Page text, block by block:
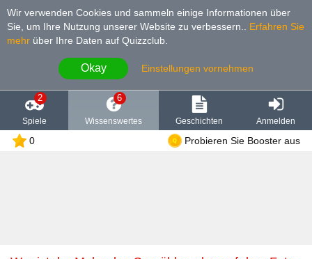
Wir verwenden Cookies und sammeln einige Informationen über
Sie, um Ihre Nutzung unserer Website zu verbessern.
Erfahren Sie
mehr über Ihre Daten auf Quizzclub.
Okay Einstellungen vornehmen
2
Spiele
6
Wissenswertes Geschichten Anmelden
0 Probieren Sie Booster aus